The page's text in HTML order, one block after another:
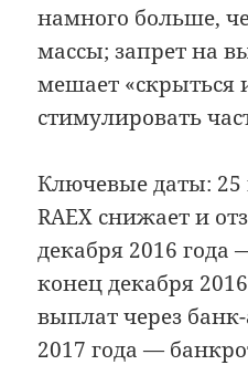
намного больше,
массы; запрет на
мешает «скрыться
стимулировать
Ключевые даты: 25
RAEX снижает и
декабря 2016
конец декабря
выплат через
2017 года —